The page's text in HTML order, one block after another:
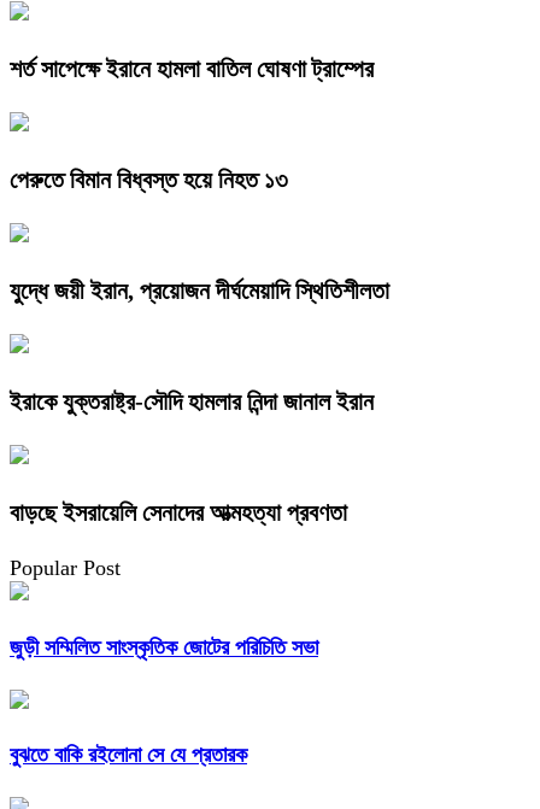
শর্ত সাপেক্ষে ইরানে হামলা বাতিল ঘোষণা ট্রাম্পের
পেরুতে বিমান বিধ্বস্ত হয়ে নিহত ১৩
যুদ্ধে জয়ী ইরান, প্রয়োজন দীর্ঘমেয়াদি স্থিতিশীলতা
ইরাকে যুক্তরাষ্ট্র-সৌদি হামলার নিন্দা জানাল ইরান
বাড়ছে ইসরায়েলি সেনাদের আত্মহত্যা প্রবণতা
Popular Post
জুড়ী সম্মিলিত সাংস্কৃতিক জোটের পরিচিতি সভা
বুঝতে বাকি রইলোনা সে যে প্রতারক